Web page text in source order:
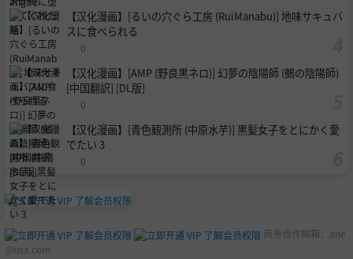
【汉化漫画】[るいの穴ぐら工房 (RuiManabu)] 地味サキュバ
スに食べられる
0
【汉化漫画】[AMP (野良黒ネロ)] 幻夢の陰陽師 (鵺の陰陽師)
[中国翻訳] [DL版]
0
【汉化漫画】[青色観測所 (中原水芋)] 黒髪女子をとにかく愛
でたい 3
0
商务合作邮箱： ane
@usa.com